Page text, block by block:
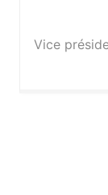
Vice